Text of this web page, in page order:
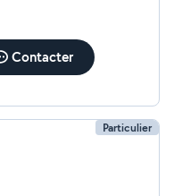
Contacter
Particulier